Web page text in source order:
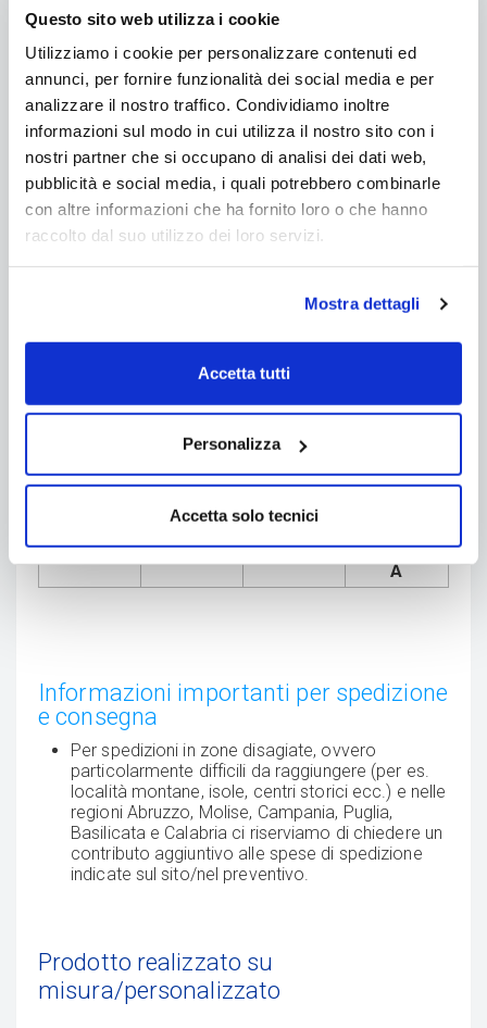
Questo sito web utilizza i cookie
Utilizziamo i cookie per personalizzare contenuti ed
annunci, per fornire funzionalità dei social media e per
analizzare il nostro traffico. Condividiamo inoltre
informazioni sul modo in cui utilizza il nostro sito con i
nostri partner che si occupano di analisi dei dati web,
pubblicità e social media, i quali potrebbero combinarle
con altre informazioni che ha fornito loro o che hanno
raccolto dal suo utilizzo dei loro servizi.
Mostra dettagli
Accetta tutti
Personalizza
Accetta solo tecnici
leggere variazioni del colore nella fornitura sono
caratteristica dell'artigianalità dei bordi.
Caratteristiche
Formato: 50 x 50 cm
1 m² = 4 piastrelle (100 x 100 cm)
Peso: 14 kg/cad (56 kg/mq)
Spessore: 2,50 cm
Colorazioni disponibili
NE
PROVENZ
A
Informazioni importanti per spedizione
e consegna
Per spedizioni in zone disagiate, ovvero
particolarmente difficili da raggiungere (per es.
località montane, isole, centri storici ecc.) e nelle
regioni Abruzzo, Molise, Campania, Puglia,
Basilicata e Calabria ci riserviamo di chiedere un
contributo aggiuntivo alle spese di spedizione
indicate sul sito/nel preventivo.
Prodotto realizzato su
misura/personalizzato